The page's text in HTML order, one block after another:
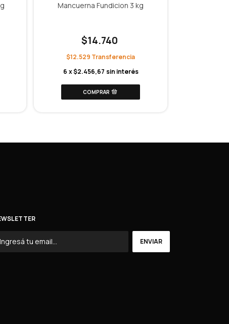
Mancuerna Fundicion 3 kg
$14.740
$12.529
6 x$2.456,67 sin interés